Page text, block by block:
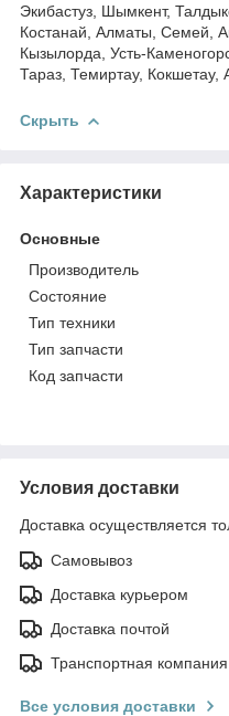
Экибастуз, Шымкент,
Костанай, Алматы, Семей,
Кызылорда, Усть-
Тараз, Темиртау, Кокшетау,
Скрыть
Характеристики
Основные
Производитель
Состояние
Тип техники
Тип запчасти
Код запчасти
Условия доставки
Доставка осуществляется
Самовывоз
Доставка курьером
Доставка почтой
Транспортная компания
Все условия доставки